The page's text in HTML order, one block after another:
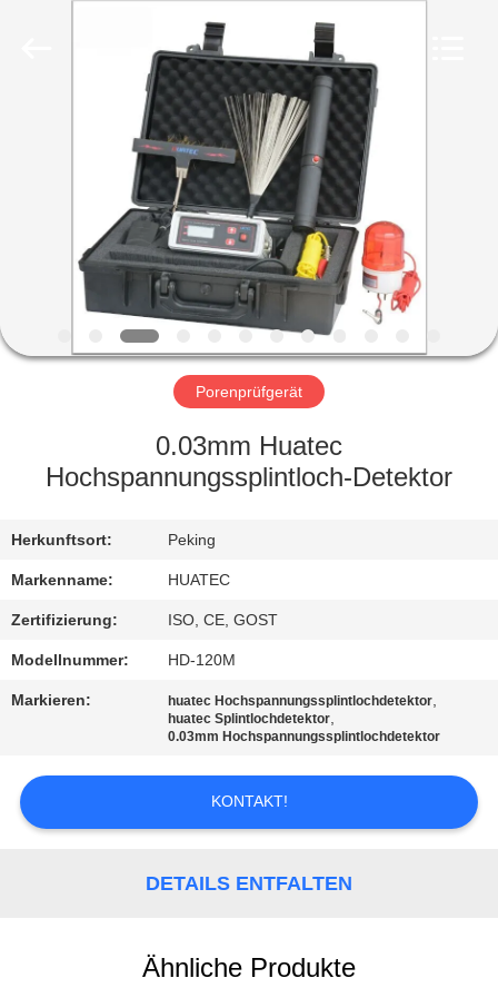
PRODUKTE
ÜBER
FABRIK-
QUALITÄTSKONTROLLE
TRETEN
SIE
MIT
UNS
IN
VERBINDUNG
FORDERN
SIE EIN
Porenprüfgerät
0.03mm Huatec
Hochspannungssplintloch-Detektor
Herkunftsort: Peking
Markenname: HUATEC
Zertifizierung: ISO, CE, GOST
Modellnummer: HD-120M
Markieren: huatec Hochspannungssplintlochdetektor,
huatec Splintlochdetektor,
0.03mm Hochspannungssplintlochdetektor
KONTAKT!
DETAILS ENTFALTEN
Ähnliche Produkte